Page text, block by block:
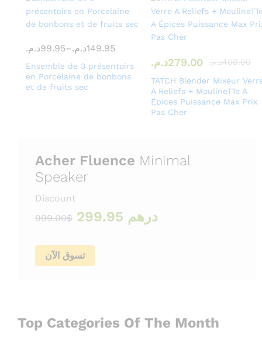
99.95د.م. – 149.95د.م.
Ensemble de 3 présentoirs
en Porcelaine de bonbons
et de fruits sec
279.00د.م. 400.00د.م.
TATCH Blender Mixeur
A Reliefs + MoulineTTe A
Épices Puissance Max Prix
Pas Cher
Acher Fluence Minimal
Speaker
Discount
درهم 299.95 $999.00
تسوق الآن
Top Categories Of The Month